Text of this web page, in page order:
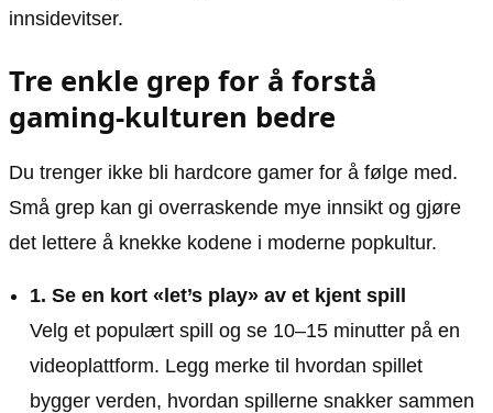
innsidevitser.
Tre enkle grep for å forstå
gaming-kulturen bedre
Du trenger ikke bli hardcore gamer for å følge med.
Små grep kan gi overraskende mye innsikt og gjøre
det lettere å knekke kodene i moderne popkultur.
1. Se en kort «let’s play» av et kjent spill
Velg et populært spill og se 10–15 minutter på en
videoplattform. Legg merke til hvordan spillet
bygger verden, hvordan spillerne snakker sammen